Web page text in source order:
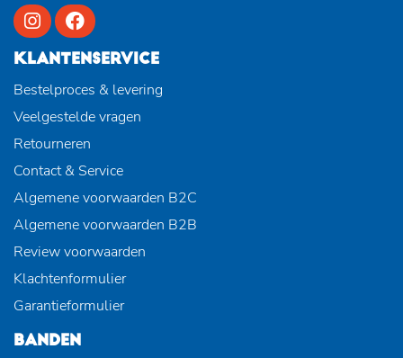
KLANTENSERVICE
Bestelproces & levering
Veelgestelde vragen
Retourneren
Contact & Service
Algemene voorwaarden B2C
Algemene voorwaarden B2B
Review voorwaarden
Klachtenformulier
Garantieformulier
BANDEN